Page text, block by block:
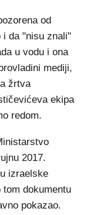
od
i da "nisu znali"
u vodu i ona
mediji,
žrtva
ekipa
redom.
2017.
izraelske
dokumentu
pokazao.